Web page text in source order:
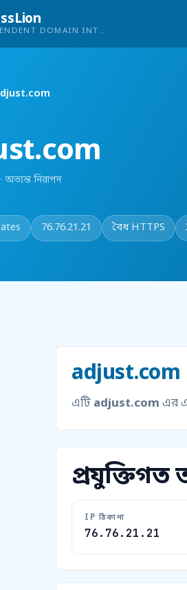
INDEPENDENT DOMAIN INTELLIGENCE
নিরাপদ
76.76.21.21 বৈধ HTTPS
adjust.com
এটি adjust.com এর
প্রযুক্তিগত
IP ঠিকানা
76.76.21.21